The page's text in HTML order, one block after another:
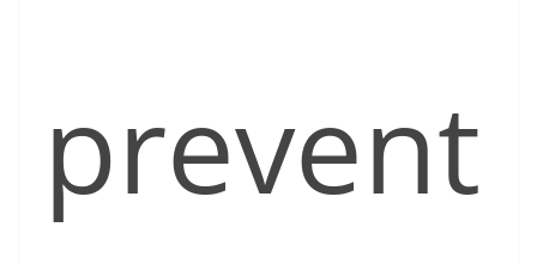
prevent